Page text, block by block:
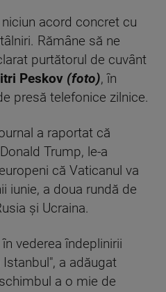
acord concret cu
Rămâne să ne
purtătorul de cuvânt
Peskov (foto), în
presă telefonice zilnice.
a raportat că
Trump, le-a
că Vaticanul va
iunie, a doua rundă de
şi Ucraina.
vederea îndeplinirii
a adăugat
a o mie de